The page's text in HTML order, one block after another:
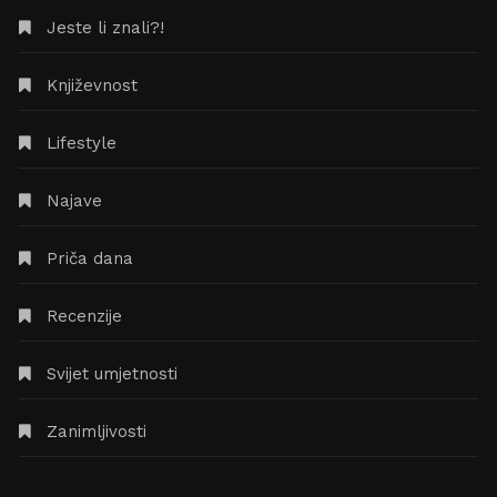
Jeste li znali?!
Književnost
Lifestyle
Najave
Priča dana
Recenzije
Svijet umjetnosti
Zanimljivosti